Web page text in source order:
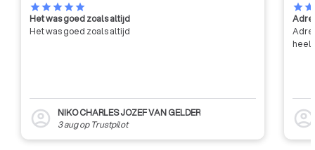
starstarstarstarstar
Het was goed zoals altijd
Het was goed zoals altijd
account_circle
NIKO CHARLES JOZEF VAN GELDER
3 augop Trustpilot
starstar
heel
account_circle